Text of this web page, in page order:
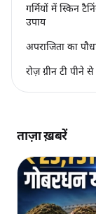
गर्मियों में स्किन
उपाय
अपराजिता का
रोज़ ग्रीन टी
ताज़ा ख़बरें